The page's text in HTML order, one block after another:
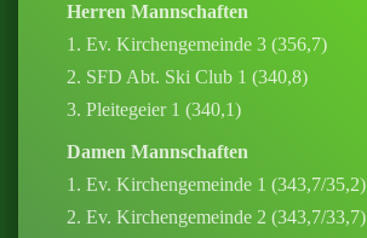
Herren Mannschaften
1. Ev. Kirchengemeinde 3 (356,7)
2. SFD Abt. Ski Club 1 (340,8)
3. Pleitegeier 1 (340,1)
Damen Mannschaften
1. Ev. Kirchengemeinde 1 (343,7/35,2)
2. Ev. Kirchengemeinde 2 (343,7/33,7)